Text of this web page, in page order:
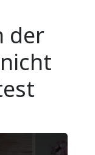
der